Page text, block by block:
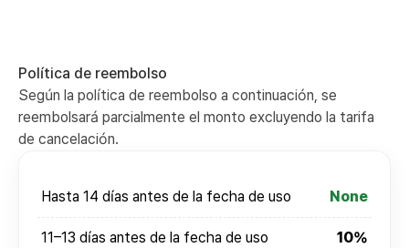
Política de reembolso
Según la política de reembolso a continuación, se
reembolsará parcialmente el monto excluyendo la tarifa
de cancelación.
Hasta 14 días antes de la fecha de uso None
11–13 días antes de la fecha de uso 10%